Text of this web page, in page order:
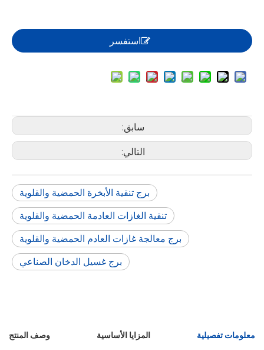
استفسر
سابق:
التالي:
برج تنقية الأبخرة الحمضية والقلوية
تنقية الغازات العادمة الحمضية والقلوية
برج معالجة غازات العادم الحمضية والقلوية
برج غسيل الدخان الصناعي
معلومات تفصيلية المزايا الأساسية وصف المنتج